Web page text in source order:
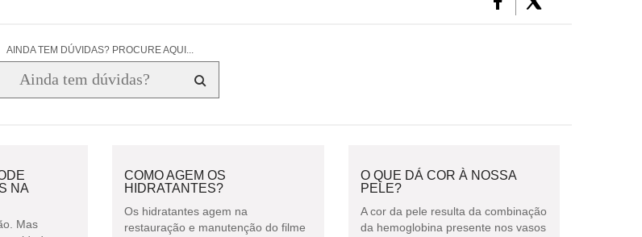
AINDA TEM DÚVIDAS? PROCURE AQUI...
NA
Mas
COMO AGEM OS
HIDRATANTES?
Os hidratantes agem na
restauração e manutenção do filme
O QUE DÁ COR À NOSSA
PELE?
A cor da pele resulta da combinação
da hemoglobina presente nos vasos